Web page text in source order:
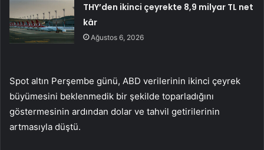
THY’den ikinci çeyrekte 8,9 milyar TL net
kâr
Ağustos 6, 2026
Spot altın Perşembe günü, ABD verilerinin ikinci çeyrek
büyümesini beklenmedik bir şekilde toparladığını
göstermesinin ardından dolar ve tahvil getirilerinin
artmasıyla düştü.